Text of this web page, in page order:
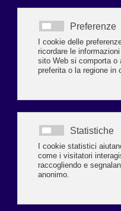
Tutti i dipendenti in forza
standard
Il foglio delle presenze è
standard e con la
Attraverso la preventiva
ogni dipendente, in libera
Libro Unico, si procede
variazioni a tale orario.
presenza/assenza avviene